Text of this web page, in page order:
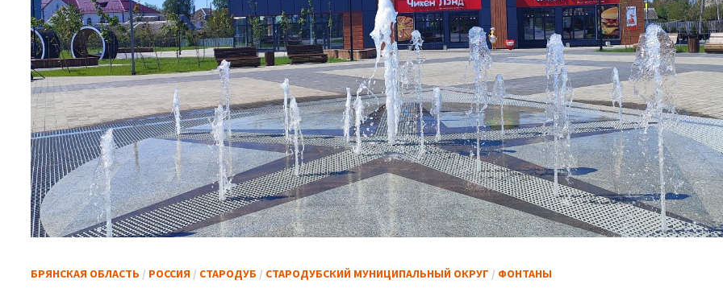
БРЯНСКАЯ ОБЛАСТЬ / РОССИЯ / СТАРОДУБ / СТАРОДУБСКИЙ МУНИЦИПАЛЬНЫЙ ОКРУГ / ФОНТАНЫ